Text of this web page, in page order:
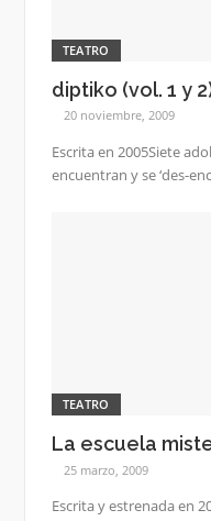
TEATRO
diptiko (vol. 1 y
20 noviembre, 2009
Escrita en 2005Siete
encuentran y se ‘des-
TEATRO
La escuela
25 marzo, 2009
Escrita y estrenada en